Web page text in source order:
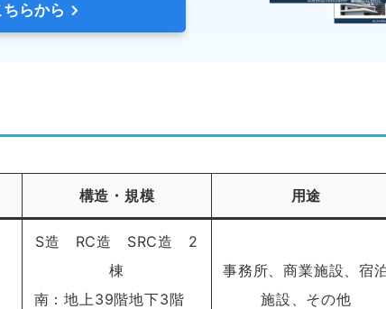
らから
構造・規模 用途
S造 RC造 SRC造 2
棟
南：地上39階地下3階
事務所、商業施設、宿
施設、その他